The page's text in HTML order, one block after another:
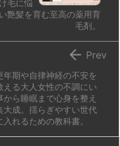
毛に悩
艶髪を育む至高の薬用育
毛剤。
年期や自律神経の不安を
える大人女性の不調にい
ら睡眠まで心身を整え
大成。揺らぎやすい世代
れるための教科書。
 Prev